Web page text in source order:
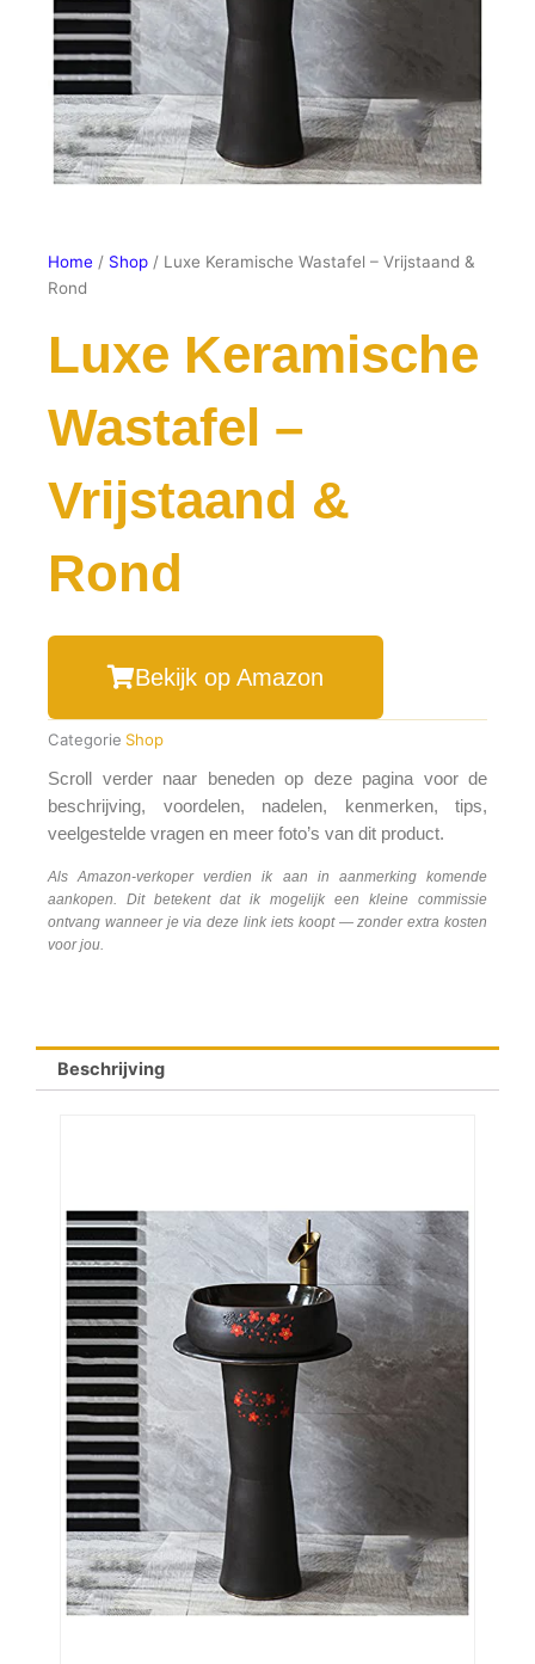
Home / Shop / Luxe Keramische Wastafel – Vrijstaand &
Rond
Luxe Keramische
Wastafel –
Vrijstaand &
Rond
Bekijk op Amazon
Categorie Shop
Scroll verder naar beneden op deze pagina voor de
beschrijving, voordelen, nadelen, kenmerken, tips,
veelgestelde vragen en meer foto’s van dit product.
Als Amazon-verkoper verdien ik aan in aanmerking komende
aankopen. Dit betekent dat ik mogelijk een kleine commissie
ontvang wanneer je via deze link iets koopt — zonder extra kosten
voor jou.
Beschrijving